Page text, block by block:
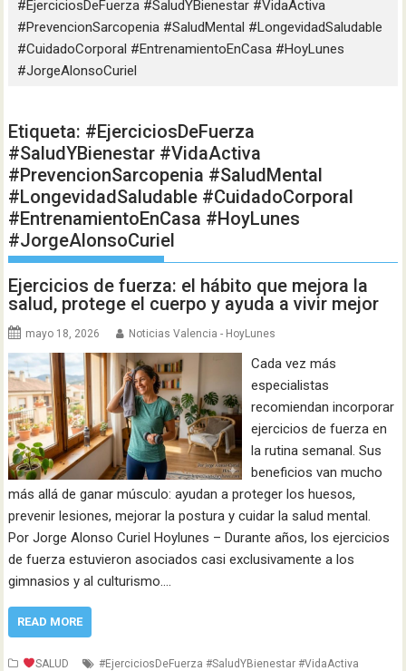
#EjerciciosDeFuerza #SaludYBienestar #VidaActiva
#PrevencionSarcopenia #SaludMental #LongevidadSaludable
#CuidadoCorporal #EntrenamientoEnCasa #HoyLunes
#JorgeAlonsoCuriel
Etiqueta: #EjerciciosDeFuerza
#SaludYBienestar #VidaActiva
#PrevencionSarcopenia #SaludMental
#LongevidadSaludable #CuidadoCorporal
#EntrenamientoEnCasa #HoyLunes
#JorgeAlonsoCuriel
Ejercicios de fuerza: el hábito que mejora la
salud, protege el cuerpo y ayuda a vivir mejor
mayo 18, 2026 Noticias Valencia - HoyLunes
Cada vez más
especialistas
recomiendan incorporar
ejercicios de fuerza en
la rutina semanal. Sus
beneficios van mucho
más allá de ganar músculo: ayudan a proteger los huesos,
prevenir lesiones, mejorar la postura y cuidar la salud mental.
Por Jorge Alonso Curiel Hoylunes – Durante años, los ejercicios
de fuerza estuvieron asociados casi exclusivamente a los
gimnasios y al culturismo.…
READ MORE
SALUD
#EjerciciosDeFuerza #SaludYBienestar #VidaActiva